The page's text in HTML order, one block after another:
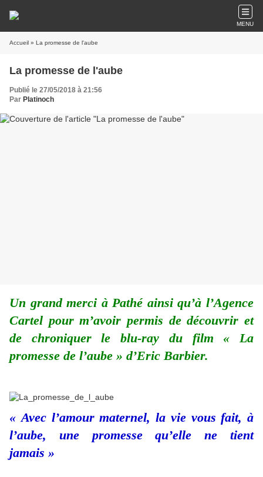
MENU
Accueil » La promesse de l'aube
La promesse de l'aube
Publié le 27/05/2018 à 21:56
Par Platinoch
Un grand merci à Pathé ainsi qu’à l’Agence
Cartel pour m’avoir permis de découvrir et
de chroniquer le blu-ray du film « La
promesse de l’aube » d’Eric Barbier.
« Avec l’amour maternel, la vie vous fait, à
l’aube, une promesse qu’elle ne tient
jamais »